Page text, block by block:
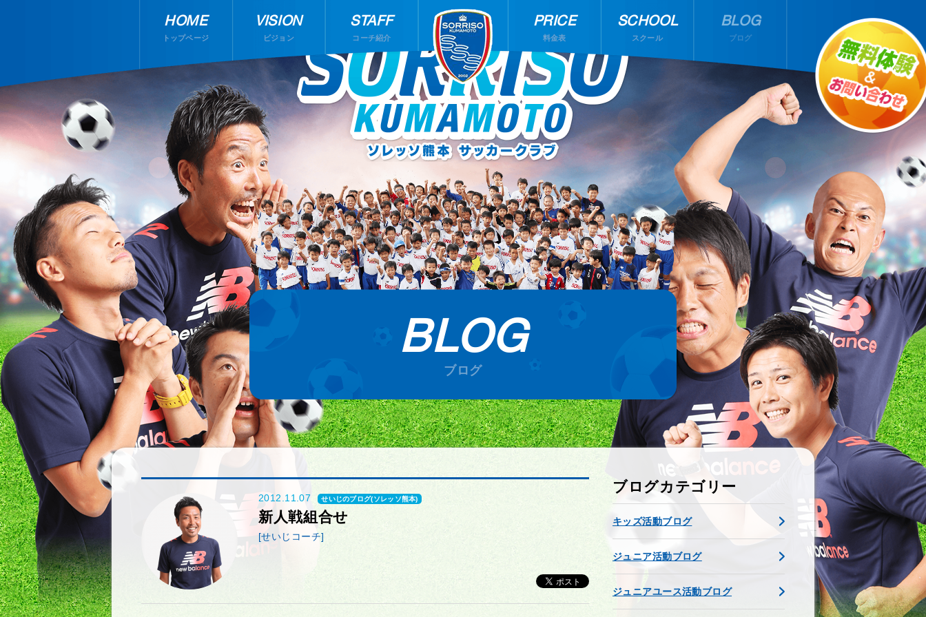
HOME
トップページ
VISION
ビジョン
STAFF
コーチ紹介
PRICE
料金表
SCHOOL
スクール
BLOG
ブログ
BLOG
ブログ
2012.11.07 せいじのブログ(ソレッソ熊本)
新人戦組合せ
[せいじコーチ]
ブログカテゴリー
キッズ活動ブログ
ジュニア活動ブログ
ジュニアユース活動ブログ